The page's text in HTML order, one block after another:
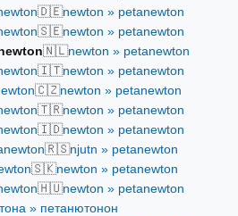
🇩🇪newton » petanewton
🇸🇪newton » petanewton
🇳🇱newton » petanewton
🇮🇹newton » petanewton
🇨🇿newton » petanewton
🇹🇷newton » petanewton
🇮🇩newton » petanewton
🇷🇸njutn » petanewton
🇸🇰newton » petanewton
🇭🇺newton » petanewton
» петанютонон